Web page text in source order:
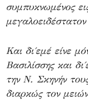
συμπυκνωμένος
Και δι΄εμέ είνε
Βασιλίσσης και
την Ν. Σκηνήν
διαρκώς τον